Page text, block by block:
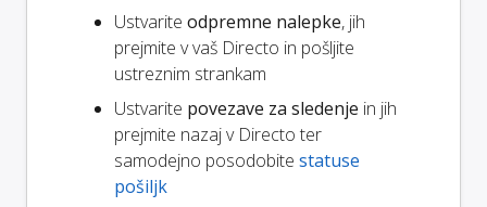
Ustvarite odpremne nalepke, jih
prejmite v vaš Directo in pošljite
ustreznim strankam
Ustvarite povezave za sledenje in jih
prejmite nazaj v Directo ter
samodejno posodobite statuse
pošiljk